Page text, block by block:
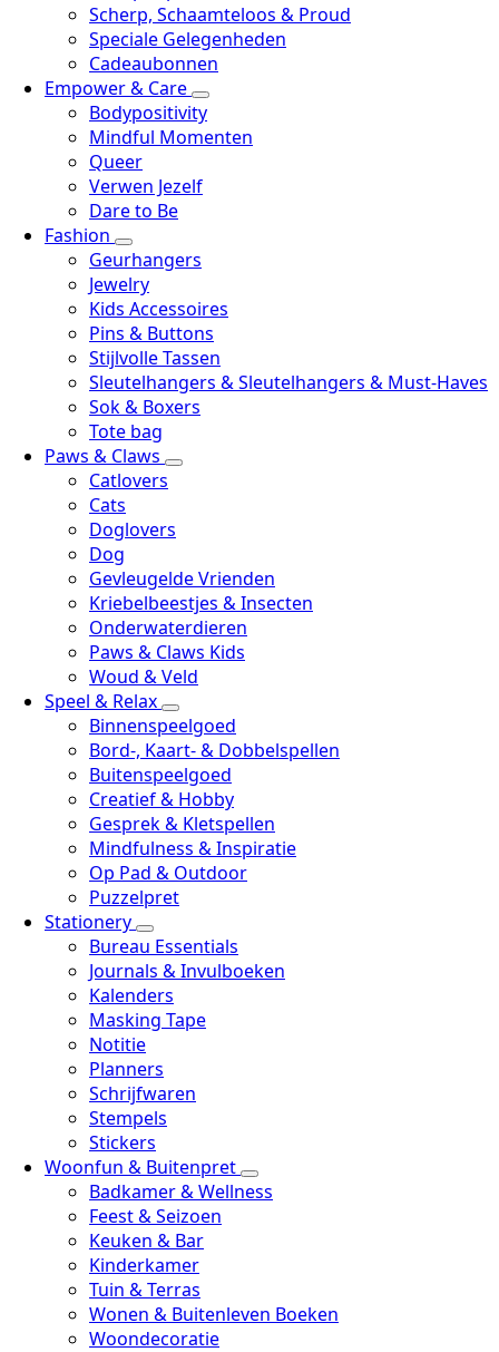
Scherp, Schaamteloos & Proud
Speciale Gelegenheden
Cadeaubonnen
Empower & Care
Bodypositivity
Mindful Momenten
Queer
Verwen Jezelf
Dare to Be
Fashion
Geurhangers
Jewelry
Kids Accessoires
Pins & Buttons
Stijlvolle Tassen
Sleutelhangers & Sleutelhangers & Must-Haves
Sok & Boxers
Tote bag
Paws & Claws
Catlovers
Cats
Doglovers
Dog
Gevleugelde Vrienden
Kriebelbeestjes & Insecten
Onderwaterdieren
Paws & Claws Kids
Woud & Veld
Speel & Relax
Binnenspeelgoed
Bord-, Kaart- & Dobbelspellen
Buitenspeelgoed
Creatief & Hobby
Gesprek & Kletspellen
Mindfulness & Inspiratie
Op Pad & Outdoor
Puzzelpret
Stationery
Bureau Essentials
Journals & Invulboeken
Kalenders
Masking Tape
Notitie
Planners
Schrijfwaren
Stempels
Stickers
Woonfun & Buitenpret
Badkamer & Wellness
Feest & Seizoen
Keuken & Bar
Kinderkamer
Tuin & Terras
Wonen & Buitenleven Boeken
Woondecoratie